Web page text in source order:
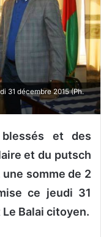
31 décembre 2015 (Ph.
et des
et du putsch
somme de 2
ce jeudi 31
Balai citoyen.